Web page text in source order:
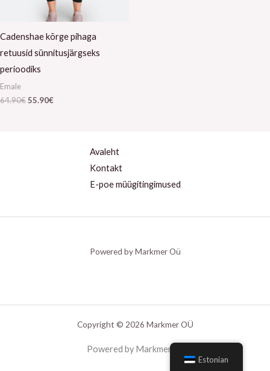
Cadenshae kõrge pihaga
retuusid sünnitusjärgseks
perioodiks
Emale
64.90€55.90€
Avaleht
Kontakt
E-poe müügitingimused
Powered by Markmer Oü
Copyright © 2026 Markmer OÜ
Powered by Markmer oü
Estonian